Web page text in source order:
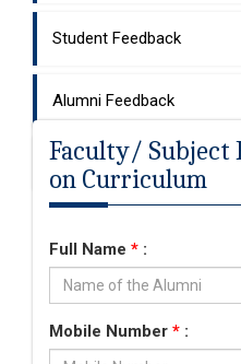
Student Feedback
Alumni Feedback
Faculty Feedback
Faculty/ Subject
on Curriculum
Full Name * :
Mobile Number * :